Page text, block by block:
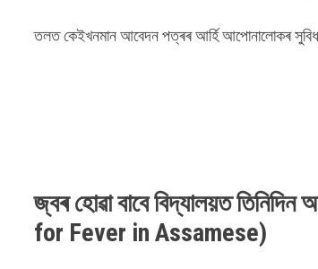
তলত কেইখনমান আবেদন পত্ৰৰ আৰ্হি আপোনালোকৰ
জ্বৰ হোৱা বাবে বিদ্যালয়ত
for Fever in Assamese)